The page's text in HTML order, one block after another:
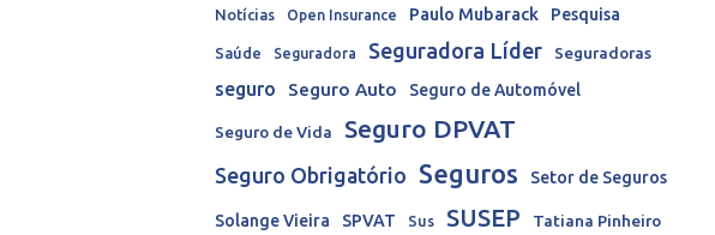
Notícias
Open Insurance Paulo Mubarack Pesquisa
Saúde Seguradora Seguradora Líder Seguradoras
seguro Seguro Auto Seguro de Automóvel
Seguro de Vida Seguro DPVAT
Seguro Obrigatório Seguros Setor de Seguros
Solange Vieira SPVAT Sus SUSEP
Tatiana Pinheiro